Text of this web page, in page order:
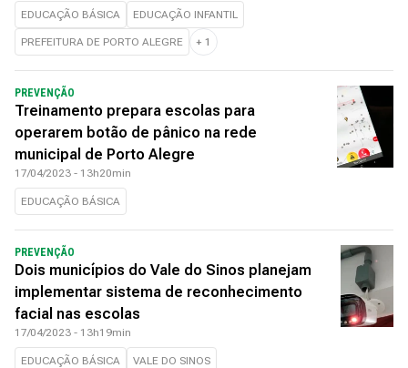
EDUCAÇÃO BÁSICA EDUCAÇÃO INFANTIL
PREFEITURA DE PORTO ALEGRE + 1
PREVENÇÃO
Treinamento prepara escolas para
operarem botão de pânico na rede
municipal de Porto Alegre
17/04/2023 - 13h20min
EDUCAÇÃO BÁSICA
PREVENÇÃO
Dois municípios do Vale do Sinos planejam
implementar sistema de reconhecimento
facial nas escolas
17/04/2023 - 13h19min
EDUCAÇÃO BÁSICA VALE DO SINOS